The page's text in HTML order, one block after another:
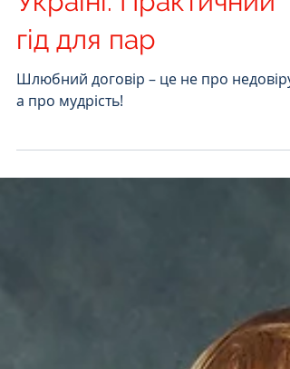
Україні. Практичний
гід для пар
Шлюбний договір – це не про недовіру,